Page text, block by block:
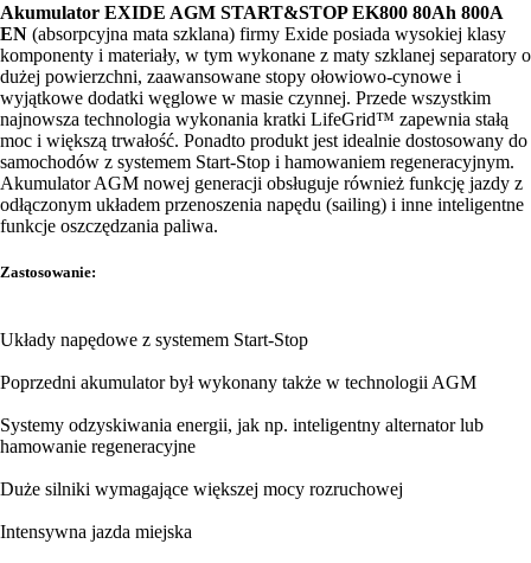
Akumulator EXIDE AGM START&STOP EK800 80Ah 800A
EN (absorpcyjna mata szklana) firmy Exide posiada wysokiej klasy
komponenty i materiały, w tym wykonane z maty szklanej separatory o
dużej powierzchni, zaawansowane stopy ołowiowo-cynowe i
wyjątkowe dodatki węglowe w masie czynnej. Przede wszystkim
najnowsza technologia wykonania kratki LifeGrid™ zapewnia stałą
moc i większą trwałość. Ponadto produkt jest idealnie dostosowany do
samochodów z systemem Start-Stop i hamowaniem regeneracyjnym.
Akumulator AGM nowej generacji obsługuje również funkcję jazdy z
odłączonym układem przenoszenia napędu (sailing) i inne inteligentne
funkcje oszczędzania paliwa.
Zastosowanie:
Układy napędowe z systemem Start-Stop
Poprzedni akumulator był wykonany także w technologii AGM
Systemy odzyskiwania energii, jak np. inteligentny alternator lub
hamowanie regeneracyjne
Duże silniki wymagające większej mocy rozruchowej
Intensywna jazda miejska